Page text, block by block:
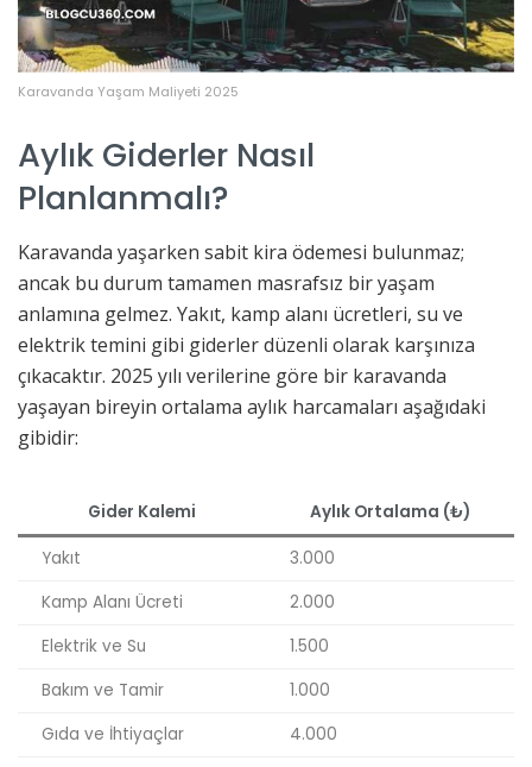
Karavanda Yaşam Maliyeti 2025
Aylık Giderler Nasıl
Planlanmalı?
Karavanda yaşarken sabit kira ödemesi bulunmaz;
ancak bu durum tamamen masrafsız bir yaşam
anlamına gelmez. Yakıt, kamp alanı ücretleri, su ve
elektrik temini gibi giderler düzenli olarak karşınıza
çıkacaktır. 2025 yılı verilerine göre bir karavanda
yaşayan bireyin ortalama aylık harcamaları aşağıdaki
gibidir:
Gider Kalemi Aylık Ortalama (₺)
Yakıt
3.000
Kamp Alanı Ücreti
2.000
Elektrik ve Su
1.500
Bakım ve Tamir
1.000
Gıda ve İhtiyaçlar
4.000